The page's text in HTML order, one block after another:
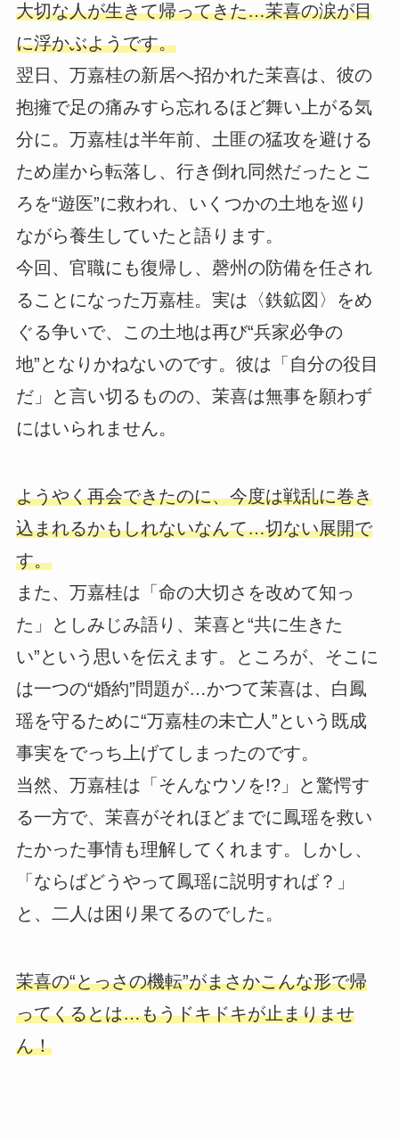
大切な人が生きて帰ってきた…茉喜の涙が目
に浮かぶようです。
翌日、万嘉桂の新居へ招かれた茉喜は、彼の
抱擁で足の痛みすら忘れるほど舞い上がる気
分に。万嘉桂は半年前、土匪の猛攻を避ける
ため崖から転落し、行き倒れ同然だったとこ
ろを“遊医”に救われ、いくつかの土地を巡り
ながら養生していたと語ります。
今回、官職にも復帰し、磬州の防備を任され
ることになった万嘉桂。実は〈鉄鉱図〉をめ
ぐる争いで、この土地は再び“兵家必争の
地”となりかねないのです。彼は「自分の役目
だ」と言い切るものの、茉喜は無事を願わず
にはいられません。
ようやく再会できたのに、今度は戦乱に巻き
込まれるかもしれないなんて…切ない展開で
す。
また、万嘉桂は「命の大切さを改めて知っ
た」としみじみ語り、茉喜と“共に生きた
い”という思いを伝えます。ところが、そこに
は一つの“婚約”問題が…かつて茉喜は、白鳳
瑶を守るために“万嘉桂の未亡人”という既成
事実をでっち上げてしまったのです。
当然、万嘉桂は「そんなウソを!?」と驚愕す
る一方で、茉喜がそれほどまでに鳳瑶を救い
たかった事情も理解してくれます。しかし、
「ならばどうやって鳳瑶に説明すれば？」
と、二人は困り果てるのでした。
茉喜の“とっさの機転”がまさかこんな形で帰
ってくるとは…もうドキドキが止まりませ
ん！